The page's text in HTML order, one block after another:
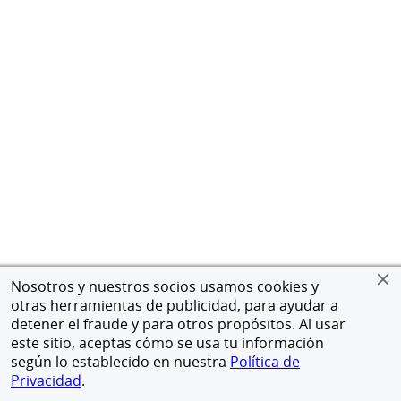
Nosotros y nuestros socios usamos cookies y
otras herramientas de publicidad, para ayudar a
detener el fraude y para otros propósitos. Al usar
este sitio, aceptas cómo se usa tu información
según lo establecido en nuestra Política de
Privacidad.